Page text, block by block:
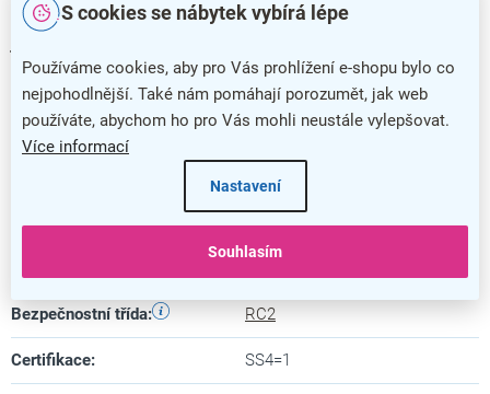
S cookies se nábytek vybírá lépe
Používáme cookies, aby pro Vás prohlížení e-shopu bylo co
nejpohodlnější. Také nám pomáhají porozumět, jak web
používáte, abychom ho pro Vás mohli neustále vylepšovat.
Více informací
Nastavení
Souhlasím
Kování nemá vratnou pružinu a je možné jej namontovat
Doplňkové parametry
Dveřní kování
Barva: nerez
Bezpečnostní třída: RC2
Certifikace: SS4=1